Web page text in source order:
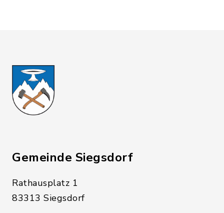
Gemeinde Siegsdorf
Rathausplatz 1
83313 Siegsdorf